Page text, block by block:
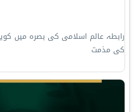
رابطہ عالم اسلامی کی بصرہ میں
کی مذمت